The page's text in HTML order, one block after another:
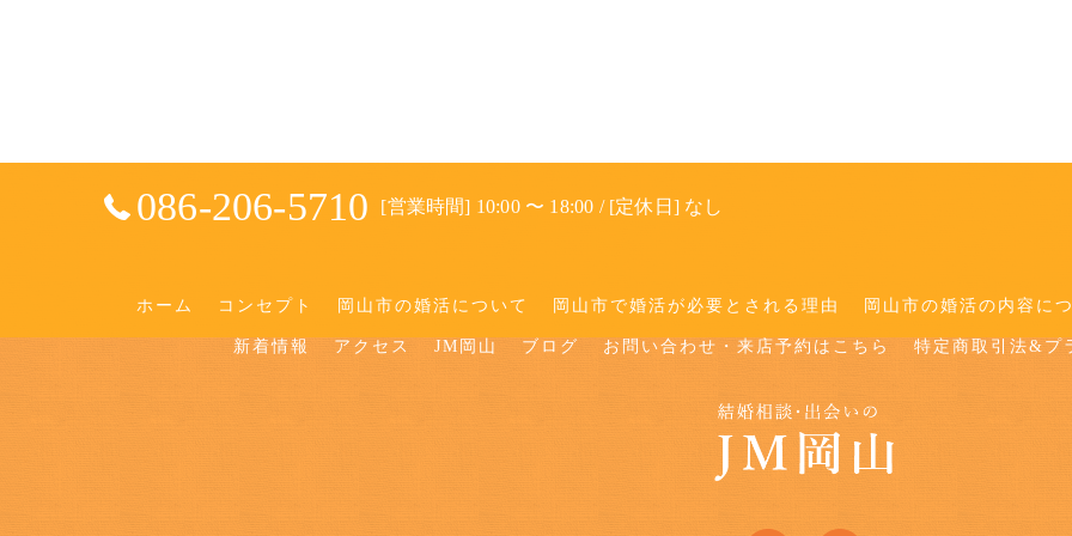
086-206-5710 [営業時間] 10:00 〜 18:00 / [定休日] なし
ホーム コンセプト 岡山市の婚活について 岡山市で婚活が必要とされる理由 岡山市の婚活の内容に
新着情報 アクセス JM岡山 ブログ お問い合わせ・来店予約はこちら 特定商取引法&プ